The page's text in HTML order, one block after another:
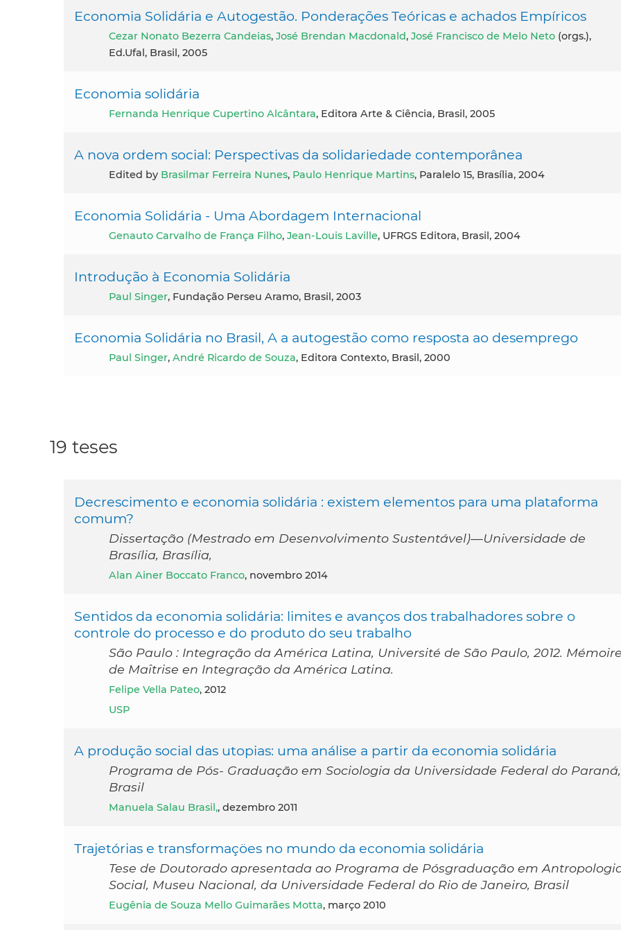
Economia Solidária e Autogestão. Ponderações Teóricas e achados Empíricos
Cezar Nonato Bezerra Candeias, José Brendan Macdonald, José Francisco de Melo Neto (orgs.),
Ed.Ufal, Brasil, 2005
Economia solidária
Fernanda Henrique Cupertino Alcântara, Editora Arte & Ciência, Brasil, 2005
A nova ordem social: Perspectivas da solidariedade contemporânea
Edited by Brasilmar Ferreira Nunes, Paulo Henrique Martins, Paralelo 15, Brasília, 2004
Economia Solidária - Uma Abordagem Internacional
Genauto Carvalho de França Filho, Jean-Louis Laville, UFRGS Editora, Brasil, 2004
Introdução à Economia Solidária
Paul Singer, Fundação Perseu Aramo, Brasil, 2003
Economia Solidária no Brasil, A a autogestão como resposta ao desemprego
Paul Singer, André Ricardo de Souza, Editora Contexto, Brasil, 2000
19 teses
Decrescimento e economia solidária : existem elementos para uma plataforma
comum?
Dissertação (Mestrado em Desenvolvimento Sustentável)—Universidade de
Brasília, Brasília,
Alan Ainer Boccato Franco, novembro 2014
Sentidos da economia solidária: limites e avanços dos trabalhadores sobre o
controle do processo e do produto do seu trabalho
São Paulo : Integração da América Latina, Université de São Paulo, 2012.
de Maîtrise en Integração da América Latina.
Felipe Vella Pateo, 2012
USP
A produção social das utopias: uma análise a partir da economia solidária
Programa de Pós- Graduação em Sociologia da Universidade Federal do Paraná,
Brasil
Manuela Salau Brasil,, dezembro 2011
Trajetórias e transformaçöes no mundo da economia solidária
Tese de Doutorado apresentada ao Programa de Pósgraduação em
Social, Museu Nacional, da Universidade Federal do Rio de Janeiro, Brasil
Eugênia de Souza Mello Guimarães Motta, março 2010